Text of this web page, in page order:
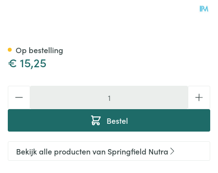
€ 15,25
Bestel
Op bestelling
Bekijk alle producten van Springfield Nutra